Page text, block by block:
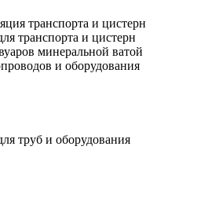
транспорта и цистерн
транспорта и цистерн
минеральной ватой
и оборудования
труб и оборудования